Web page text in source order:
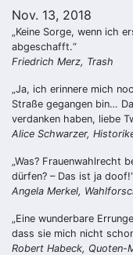
Nov. 13, 2018
„Keine Sorge, wenn ich
abgeschafft.“
Friedrich Merz, Trash
„Ja, ich erinnere mich
Straße gegangen bin…
verdanken haben, liebe
Alice Schwarzer,
„Was? Frauenwahlrecht
dürfen? – Das ist ja
Angela Merkel,
„Eine wunderbare
dass sie mich nicht
Robert Habeck, Quoten-